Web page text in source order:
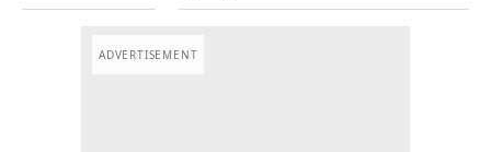
ADVERTISEMENT